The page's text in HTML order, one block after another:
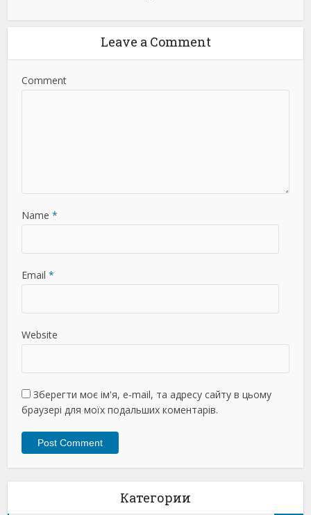
Leave a Comment
Comment
Name *
Email *
Website
Зберегти моє ім'я, e-mail, та адресу сайту в цьому
браузері для моїх подальших коментарів.
Категории